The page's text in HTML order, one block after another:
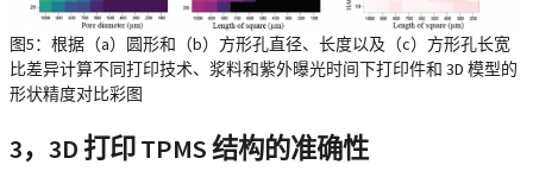
图5：根据（a）圆形和（b）方形孔直径、长度以及（c）方形孔长宽
比差异计算不同打印技术、浆料和紫外曝光时间下打印件和 3D 模型的
形状精度对比彩图
3，3D 打印 TPMS 结构的准确性